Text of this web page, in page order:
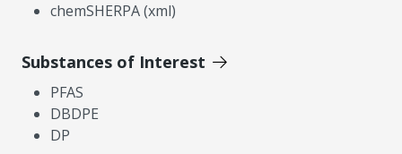
chemSHERPA (xml)
Substances of Interest
PFAS
DBDPE
DP